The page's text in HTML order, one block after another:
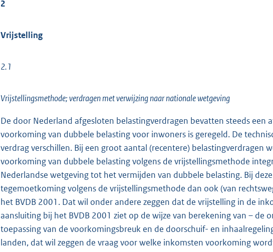
2
Vrijstelling
2.1
Vrijstellingsmethode; verdragen met verwijzing naar nationale wetgeving
De door Nederland afgesloten belastingverdragen bevatten steeds een
voorkoming van dubbele belasting voor inwoners is geregeld. De
verdrag verschillen. Bij een groot aantal (recentere) belastingverdragen
voorkoming van dubbele belasting volgens de vrijstellingsmethode
Nederlandse wetgeving tot het vermijden van dubbele belasting. Bij
tegemoetkoming volgens de vrijstellingsmethode dan ook (van
het BVDB 2001. Dat wil onder andere zeggen dat de vrijstelling in de
aansluiting bij het BVDB 2001 ziet op de wijze van berekening van – de
toepassing van de voorkomingsbreuk en de doorschuif- en
landen, dat wil zeggen de vraag voor welke inkomsten voorkoming